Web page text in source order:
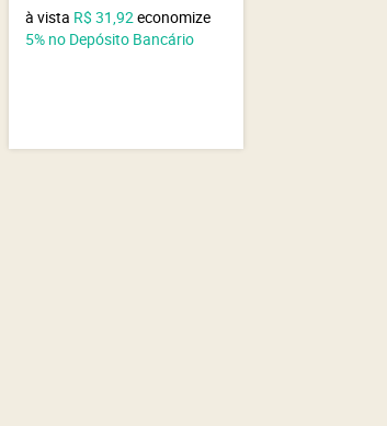
à vista R$ 31,92economize
5% no Depósito Bancário